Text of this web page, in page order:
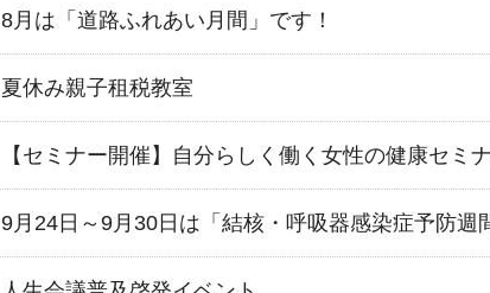
8月は「道路ふれあい月間」です！
夏休み親子租税教室
【セミナー開催】自分らしく働く女性の健康セミ
9月24日～9月30日は「結核・呼吸器感染症予防週